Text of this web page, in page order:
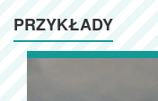
PRZYKŁADY